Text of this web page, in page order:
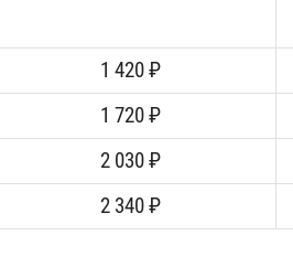
1 420 ₽
1 720 ₽
2 030 ₽
2 340 ₽